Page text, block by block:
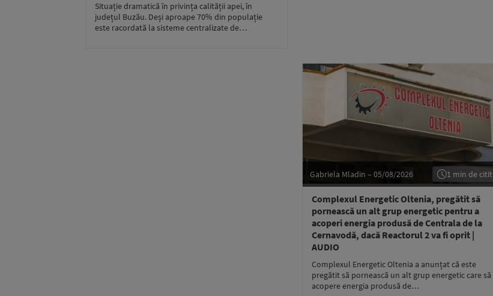
Situație dramatică în privința calității apei, în
județul Buzău. Deși aproape 70% din populație
este racordată la sisteme centralizate de…
Gabriela Mladin – 05/08/2026 1 min de citit
Complexul Energetic Oltenia, pregătit să
pornească un alt grup energetic pentru a
acoperi energia produsă de Centrala de la
Cernavodă, dacă Reactorul 2 va fi oprit |
AUDIO
Complexul Energetic Oltenia a anunțat că este
pregătit să pornească un alt grup energetic care să
acopere energia produsă de…